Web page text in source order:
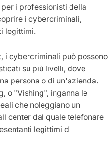
i professionisti della
i cybercriminali,
legittimi.
i cybercriminali può possono
su più livelli, dove
persona o di un'azienda.
o "Vishing", inganna le
che noleggiano un
center dal quale telefonare
legittimi di